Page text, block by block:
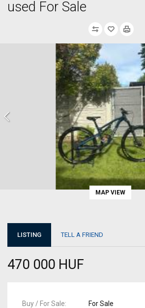
used For Sale
MAP VIEW
LISTING TELL A FRIEND
470 000 HUF
Buy / For Sale
For Sale